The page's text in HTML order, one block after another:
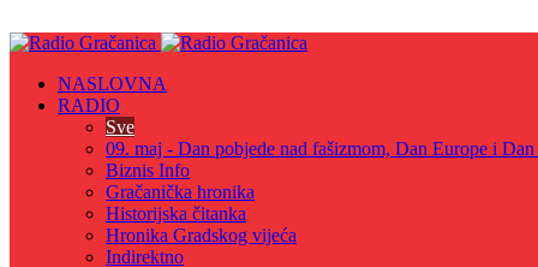
NASLOVNA
RADIO
Sve
09. maj - Dan pobjede nad fašizmom, Dan Europe i
Biznis Info
Gračanička hronika
Historijska čitanka
Hronika Gradskog vijeća
Indirektno